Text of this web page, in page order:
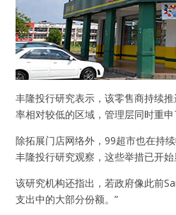
丰隆投行研究表示，该零售商持续
率相对较低的区域，管理层同时重
除拓展门店网络外，99超市也在持
丰隆投行研究观察，这些举措已开
该研究机构还指出，若政府像此前
支出中的大部分份额。”